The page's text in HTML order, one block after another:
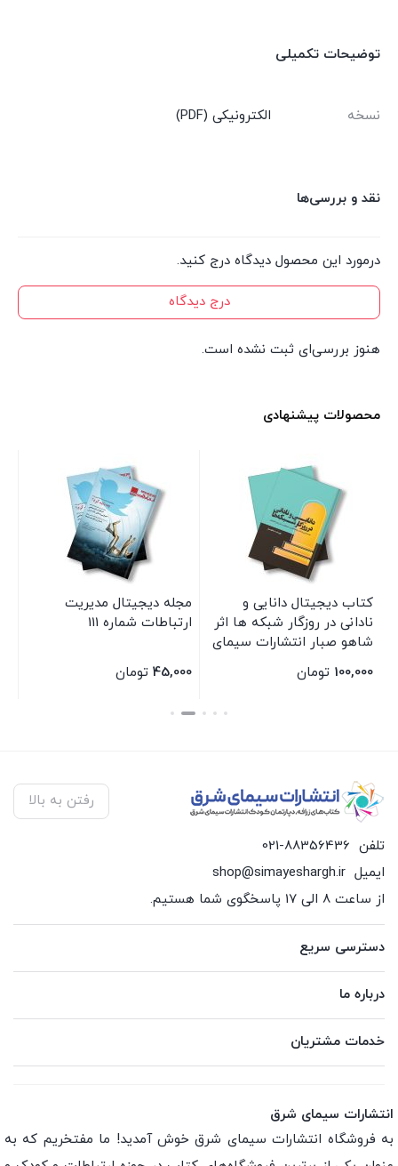
توضیحات تکمیلی
نسخه الکترونیکی (PDF)
نقد و بررسی‌ها
درمورد این محصول دیدگاه درج کنید.
درج دیدگاه
هنوز بررسی‌ای ثبت نشده است.
محصولات پیشنهادی
کتاب دیجیتال دانایی و
نادانی در روزگار شبکه ها اثر
شاهو صبار انتشارات سیمای
100,000 تومان
مجله دیجیتال مدیریت
ارتباطات شماره 111
45,000 تومان
بستن
رفتن به بالا
تلفن 021-88356436
ایمیل shop@simayeshargh.ir
از ساعت 8 الی 17 پاسخگوی شما هستیم.
دسترسی سریع
درباره ما
خدمات مشتریان
انتشارات سیمای شرق
به فروشگاه انتشارات سیمای شرق خوش آمدید! ما مفتخریم که به